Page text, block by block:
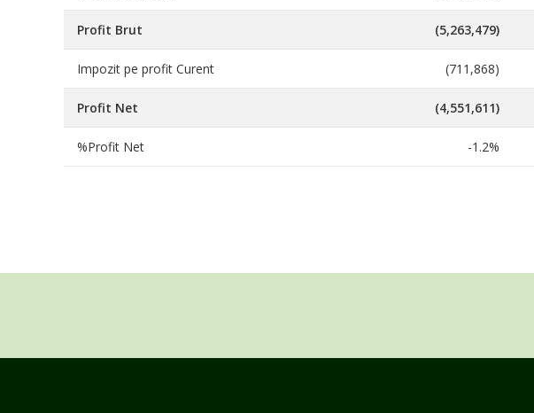
Profit Brut (5,263,479)
Impozit pe profit Curent (711,868)
Profit Net (4,551,611)
%Profit Net -1.2%